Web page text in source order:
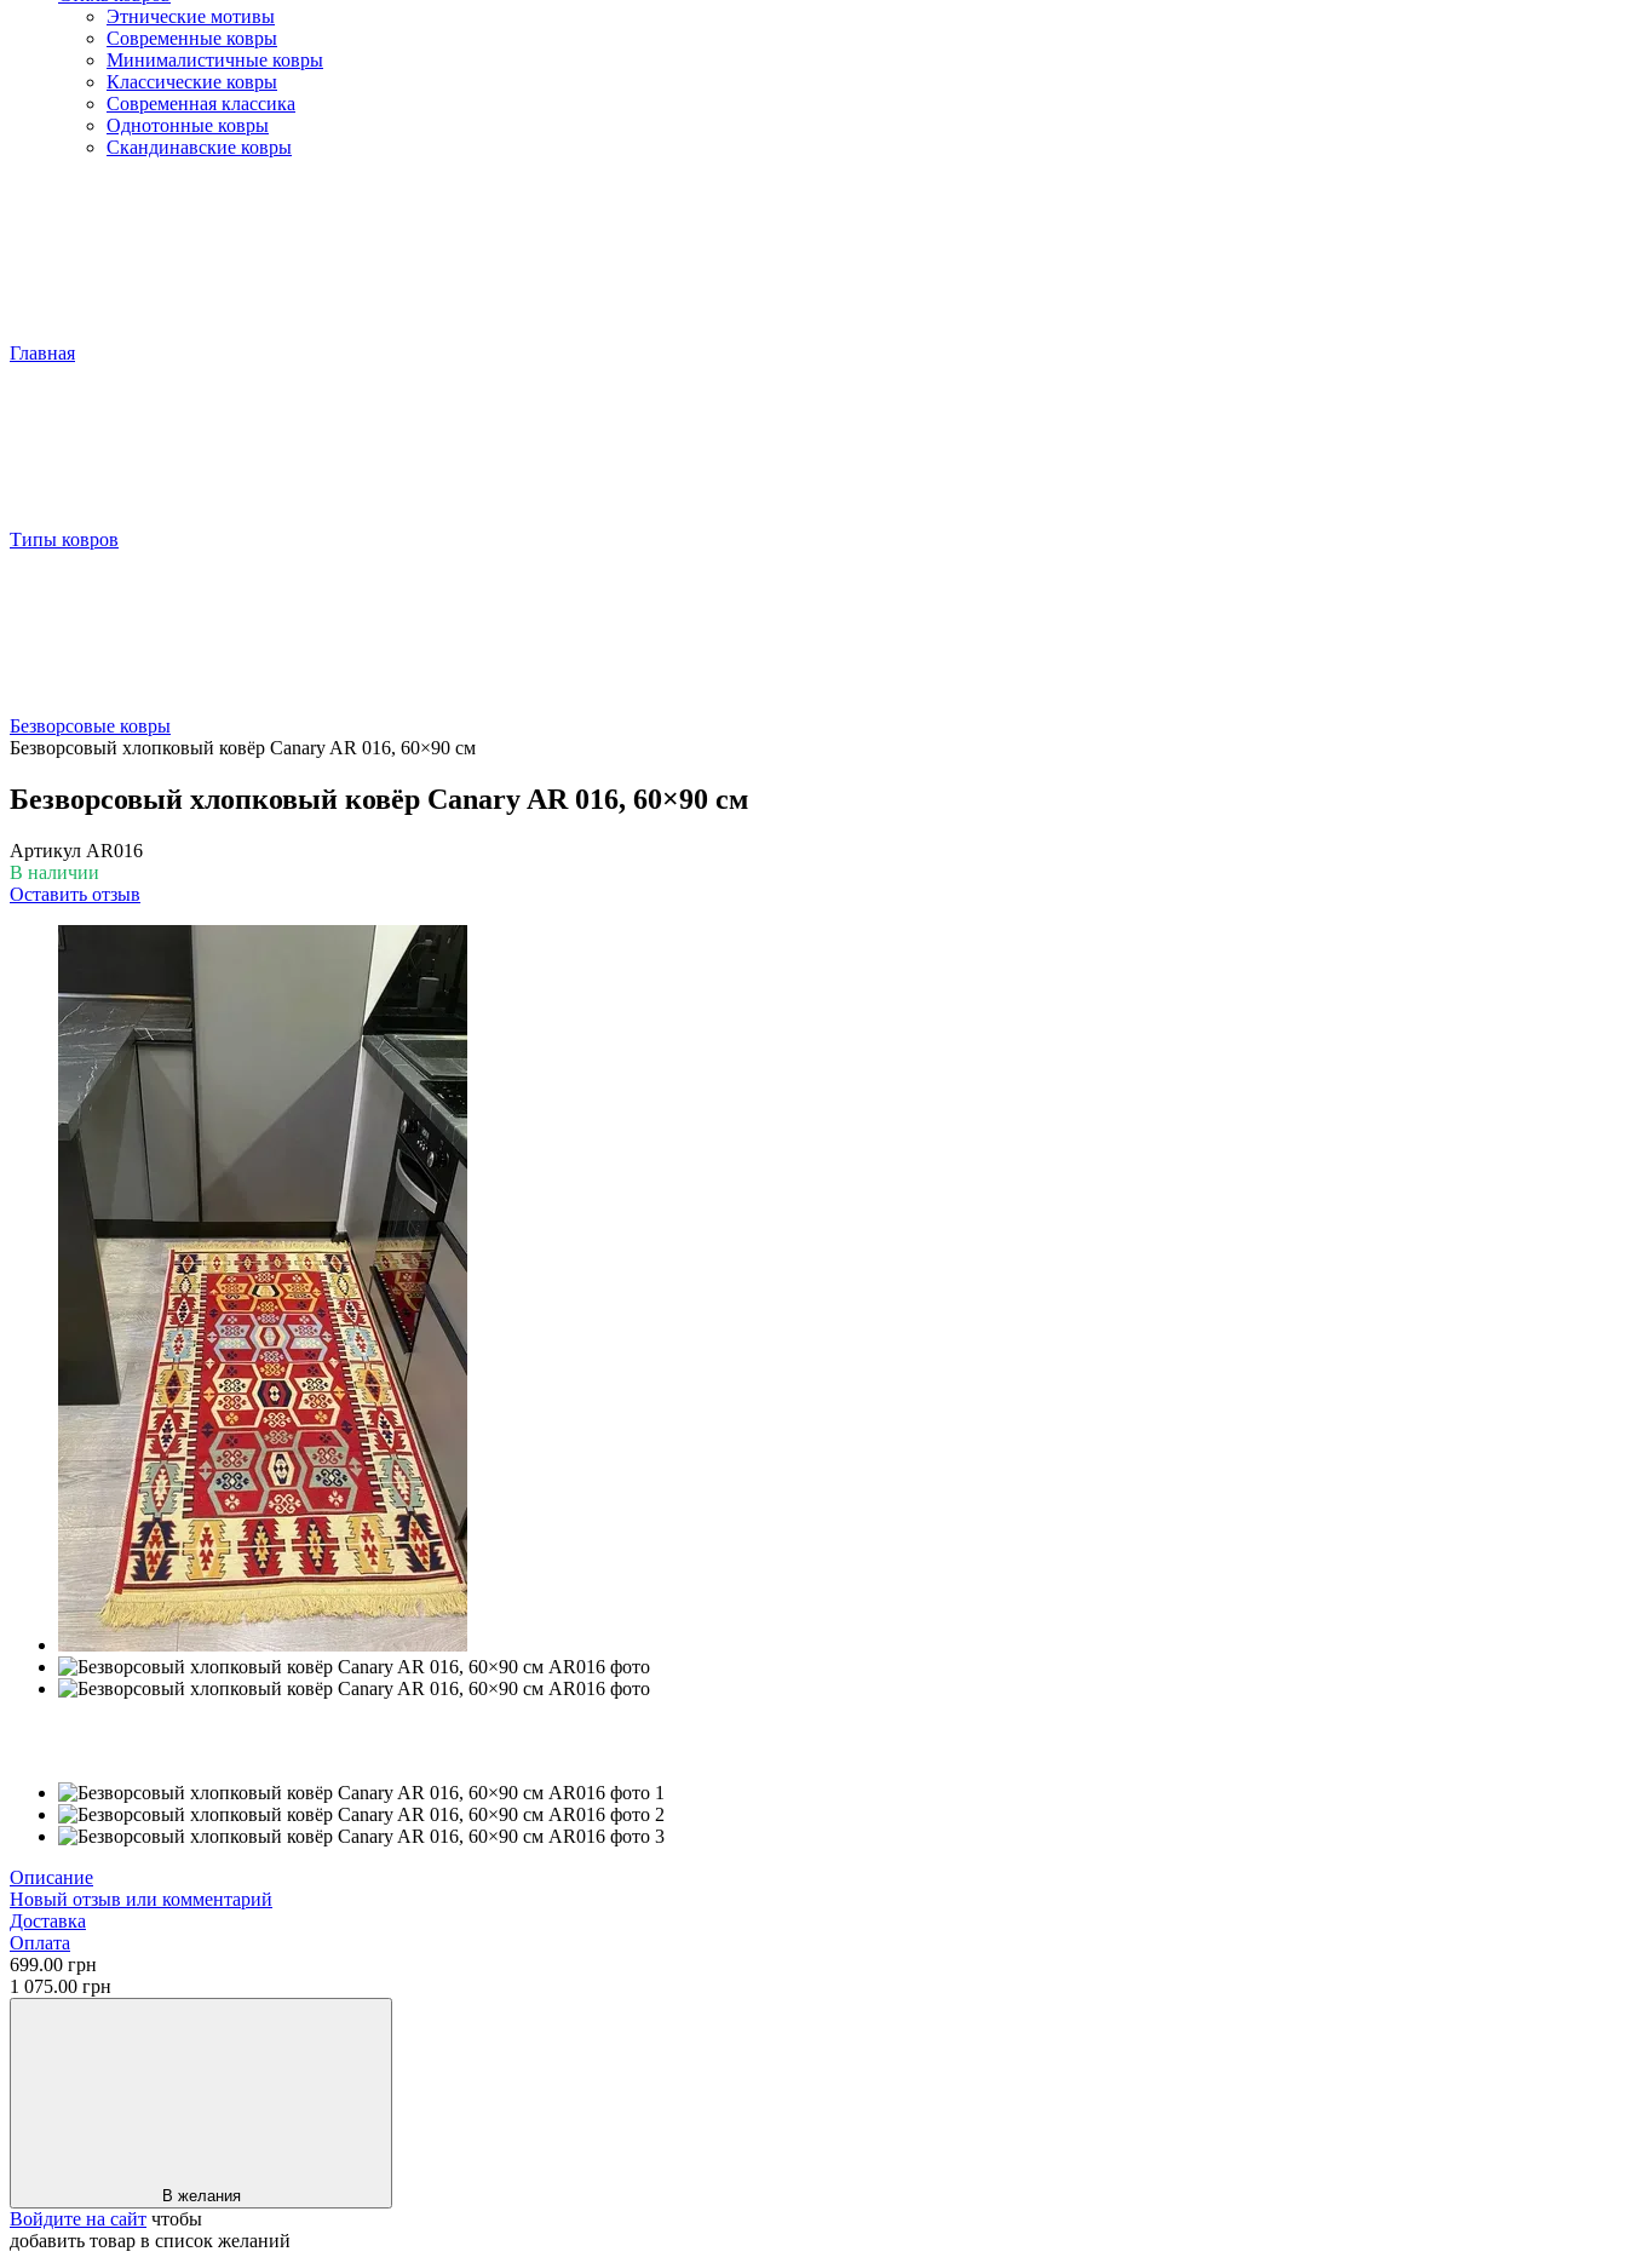
Этнические мотивы
Современные ковры
Минималистичные ковры
Классические ковры
Современная классика
Однотонные ковры
Скандинавские ковры
Главная
Типы ковров
Безворсовые ковры
Безворсовый хлопковый ковёр Canary AR 016, 60×90 см
Безворсовый хлопковый ковёр Canary AR 016, 60×90 см
Артикул AR016
В наличии
Оставить отзыв
Описание
Новый отзыв или комментарий
Доставка
Оплата
699.00 грн
1 075.00 грн
В желания
Войдите на сайт чтобы
добавить товар в список желаний